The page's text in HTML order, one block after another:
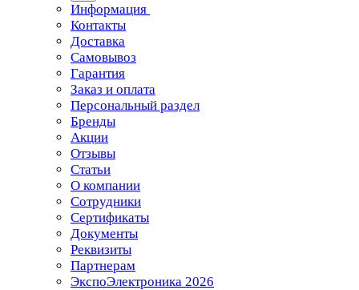
Информация
Контакты
Доставка
Самовывоз
Гарантия
Заказ и оплата
Персональный раздел
Бренды
Акции
Отзывы
Статьи
О компании
Сотрудники
Сертификаты
Документы
Реквизиты
Партнерам
ЭкспоЭлектроника 2026